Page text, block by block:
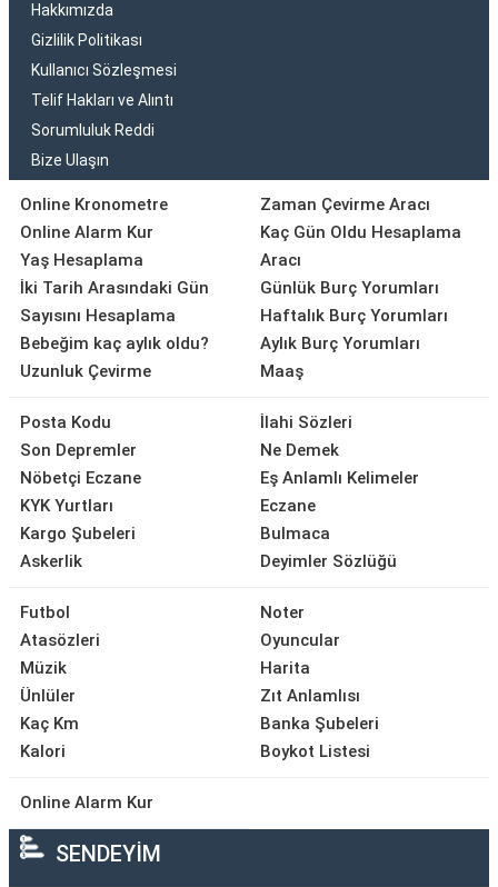
Hakkımızda
Gizlilik Politikası
Kullanıcı Sözleşmesi
Telif Hakları ve Alıntı
Sorumluluk Reddi
Bize Ulaşın
Online Kronometre
Online Alarm Kur
Yaş Hesaplama
İki Tarih Arasındaki Gün
Sayısını Hesaplama
Bebeğim kaç aylık oldu?
Uzunluk Çevirme
Zaman Çevirme Aracı
Kaç Gün Oldu Hesaplama
Aracı
Günlük Burç Yorumları
Haftalık Burç Yorumları
Aylık Burç Yorumları
Maaş
Posta Kodu
Son Depremler
Nöbetçi Eczane
KYK Yurtları
Kargo Şubeleri
Askerlik
İlahi Sözleri
Ne Demek
Eş Anlamlı Kelimeler
Eczane
Bulmaca
Deyimler Sözlüğü
Futbol
Atasözleri
Müzik
Ünlüler
Kaç Km
Kalori
Noter
Oyuncular
Harita
Zıt Anlamlısı
Banka Şubeleri
Boykot Listesi
Online Alarm Kur
SENDEYİM